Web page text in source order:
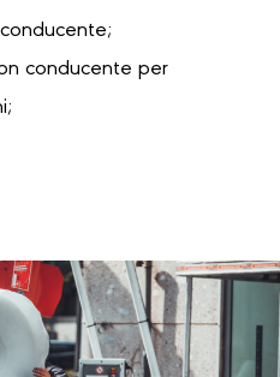
conducente per